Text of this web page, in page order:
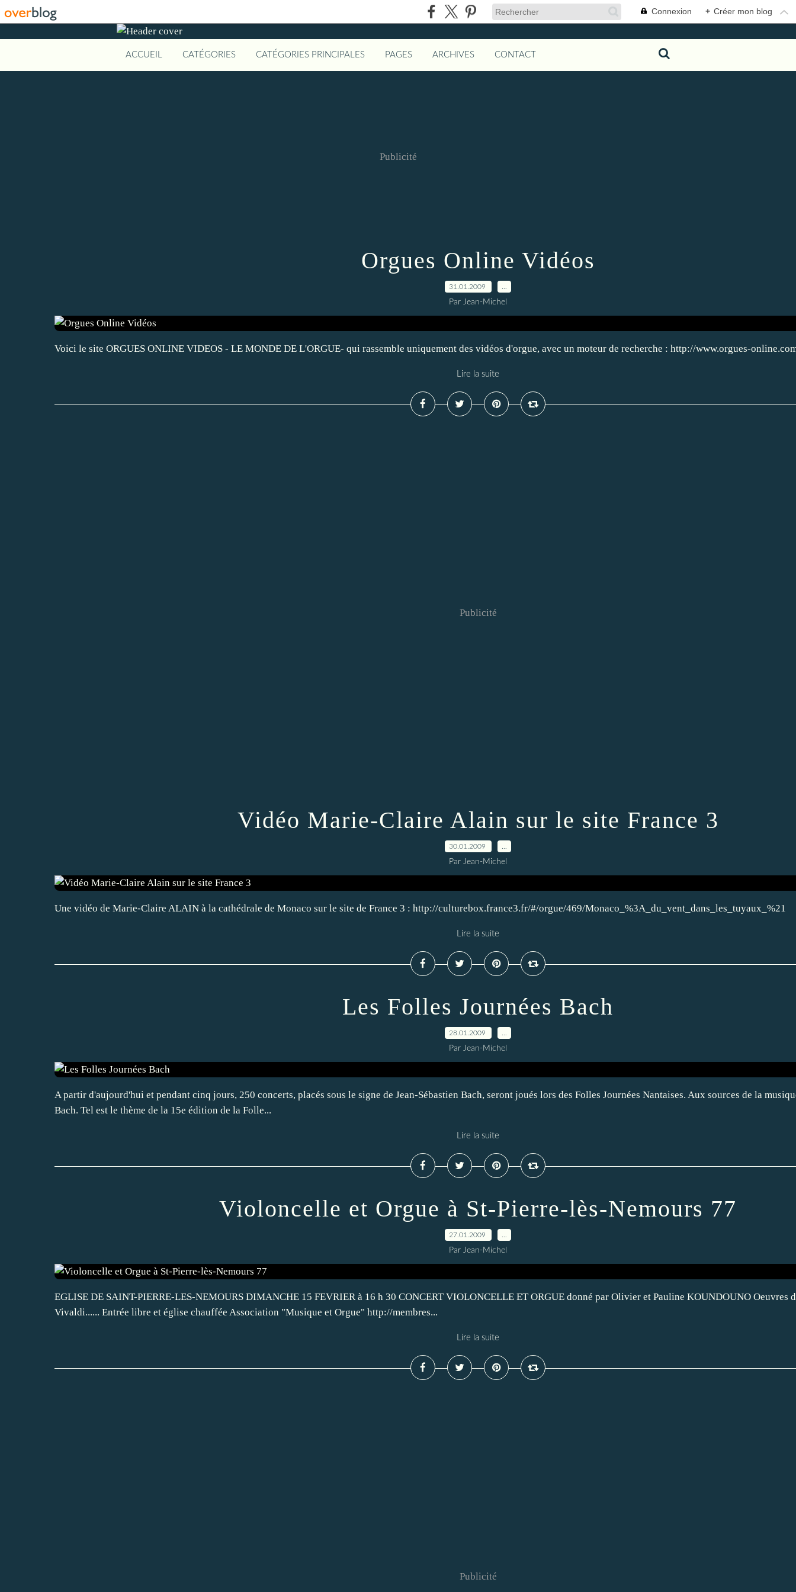
Connexion + Créer mon blog
ACCUEIL CATÉGORIES CATÉGORIES PRINCIPALES PAGES ARCHIVES CONTACT
Publicité
Orgues Online Vidéos
31.01.2009
Par Jean-Michel
Voici le site ORGUES ONLINE VIDEOS - LE MONDE DE L'ORGUE- qui rassemble uniquement des vidéos d'orgue, avec un moteur de recherche : http://www.orgues-
Lire la suite
Publicité
Vidéo Marie-Claire Alain sur le site France 3
30.01.2009
Par Jean-Michel
Une vidéo de Marie-Claire ALAIN à la cathédrale de Monaco sur le site de France 3 : http://culturebox.france3.fr/#/orgue/469/Monaco_%3A_du_vent_dans_les_tuyaux_%21
Lire la suite
Les Folles Journées Bach
28.01.2009
Par Jean-Michel
A partir d'aujourd'hui et pendant cinq jours, 250 concerts, placés sous le signe de Jean-Sébastien Bach, seront joués lors des Folles Journées Nantaises. Aux sources de la
Bach. Tel est le thème de la 15e édition de la Folle...
Lire la suite
Violoncelle et Orgue à St-Pierre-lès-Nemours 77
27.01.2009
Par Jean-Michel
EGLISE DE SAINT-PIERRE-LES-NEMOURS DIMANCHE 15 FEVRIER à 16 h 30 CONCERT VIOLONCELLE ET ORGUE donné par Olivier et Pauline KOUNDOUNO Oeuvres
Vivaldi...... Entrée libre et église chauffée Association "Musique et Orgue" http://membres...
Lire la suite
Publicité